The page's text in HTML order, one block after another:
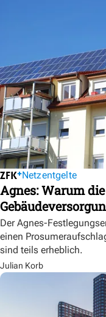
Netzentgelte
Agnes: Warum
Der Agnes-
einen
sind teils erheblich.
Julian Korb